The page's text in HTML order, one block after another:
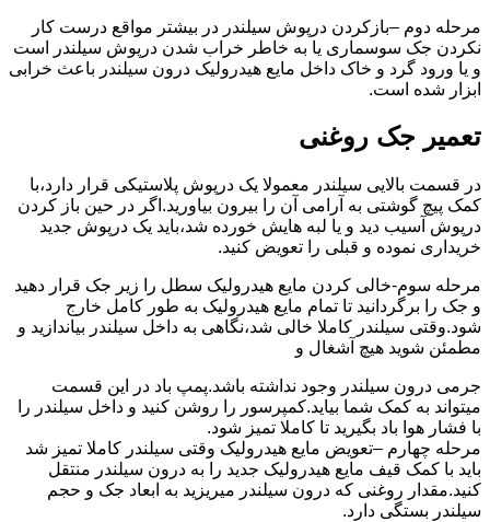
مرحله دوم –بازکردن درپوش سیلندر در بیشتر مواقع درست کار
نکردن جک سوسماری یا به خاطر خراب شدن درپوش سیلندر است
و یا ورود گرد و خاک داخل مایع هیدرولیک درون سیلندر باعث خرابی
ابزار شده است.
تعمیر جک روغنی
در قسمت بالایی سیلندر معمولا یک درپوش پلاستیکی قرار دارد،با
کمک پیچ گوشتی به آرامی آن را بیرون بیاورید.اگر در حین باز کردن
درپوش آسیب دید و یا لبه هایش خورده شد،باید یک درپوش جدید
خریداری نموده و قبلی را تعویض کنید.
مرحله سوم-خالی کردن مایع هیدرولیک سطل را زیر جک قرار دهید
و جک را برگردانید تا تمام مایع هیدرولیک به طور کامل خارج
شود.وقتی سیلندر کاملا خالی شد،نگاهی به داخل سیلندر بیاندازید و
مطمئن شوید هیچ آشغال و
جرمی درون سیلندر وجود نداشته باشد.پمپ باد در این قسمت
میتواند به کمک شما بیاید.کمپرسور را روشن کنید و داخل سیلندر را
با فشار هوا باد بگیرید تا کاملا تمیز شود.
مرحله چهارم –تعویض مایع هیدرولیک وقتی سیلندر کاملا تمیز شد
باید با کمک قیف مایع هیدرولیک جدید را به درون سیلندر منتقل
کنید.مقدار روغنی که درون سیلندر میریزید به ابعاد جک و حجم
سیلندر بستگی دارد.